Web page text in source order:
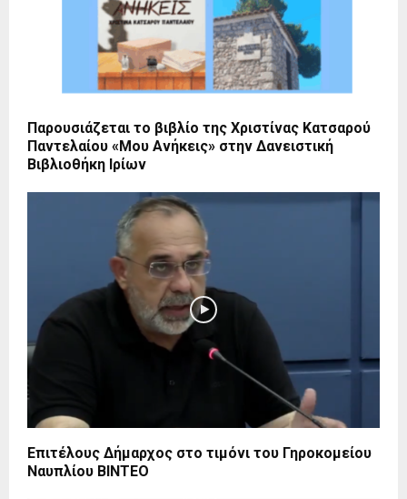
Παρουσιάζεται το βιβλίο της Χριστίνας Κατσαρού
Παντελαίου «Μου Ανήκεις» στην Δανειστική
Βιβλιοθήκη Ιρίων
Επιτέλους Δήμαρχος στο τιμόνι του Γηροκομείου
Ναυπλίου BINTEO